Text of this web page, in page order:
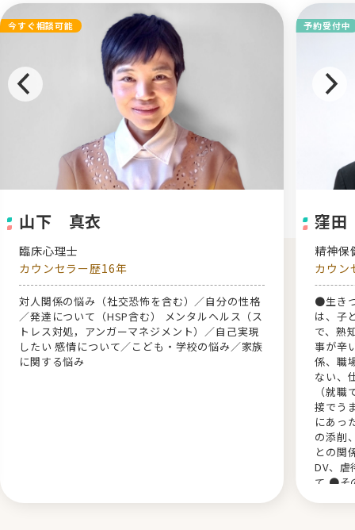
今すぐ相談可能
山下 真衣
臨床心理士
カウンセラー歴16年
対人関係の悩み（社交恐怖を含む）／自分の性格
／発達について（HSP含む） メンタルヘルス（ス
トレス対処，アンガーマネジメント）／自己実現
したい 感情について／こども・学校の悩み／家族
に関する悩み
予約受付中
窪
精神
カウン
●生き
は、子
で、熟
事が辛
係、職
ない、
（就
接でう
にあっ
の添削
との関
DV、虐
て ●そ